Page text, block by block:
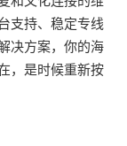
支持、稳定专线
决方案，你的海
，是时候重新按